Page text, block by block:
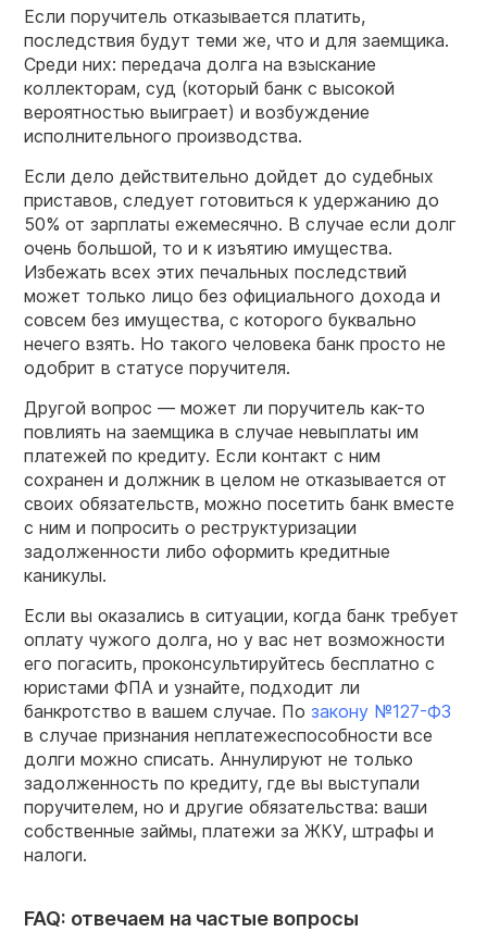
Если поручитель отказывается платить,
последствия будут теми же, что и для заемщика.
Среди них: передача долга на взыскание
коллекторам, суд (который банк с высокой
вероятностью выиграет) и возбуждение
исполнительного производства.
Если дело действительно дойдет до судебных
приставов, следует готовиться к удержанию до
50% от зарплаты ежемесячно. В случае если долг
очень большой, то и к изъятию имущества.
Избежать всех этих печальных последствий
может только лицо без официального дохода и
совсем без имущества, с которого буквально
нечего взять. Но такого человека банк просто не
одобрит в статусе поручителя.
Другой вопрос — может ли поручитель как-то
повлиять на заемщика в случае невыплаты им
платежей по кредиту. Если контакт с ним
сохранен и должник в целом не отказывается от
своих обязательств, можно посетить банк вместе
с ним и попросить о реструктуризации
задолженности либо оформить кредитные
каникулы.
Если вы оказались в ситуации, когда банк требует
оплату чужого долга, но у вас нет возможности
его погасить, проконсультируйтесь бесплатно с
юристами ФПА и узнайте, подходит ли
банкротство в вашем случае. По закону №127-ФЗ
в случае признания неплатежеспособности все
долги можно списать. Аннулируют не только
задолженность по кредиту, где вы выступали
поручителем, но и другие обязательства: ваши
собственные займы, платежи за ЖКУ, штрафы и
налоги.
FAQ: отвечаем на частые вопросы